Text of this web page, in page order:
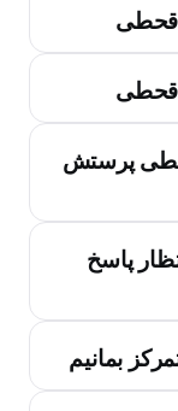
قحطی
قحطی
پرستش
پاسخ
بمانیم